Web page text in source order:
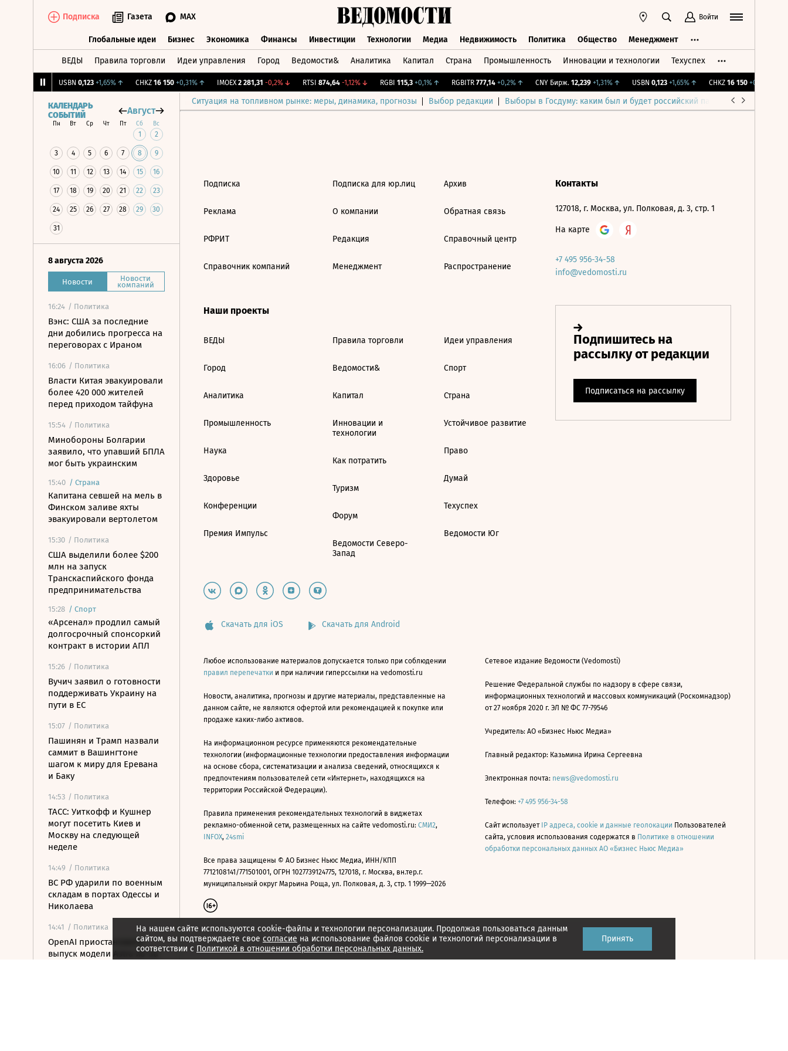
Подписка Газета MAX Войти
Глобальные идеи Бизнес Экономика Финансы Инвестиции Технологии Медиа Недвижимость Политика Общество Менеджмент
ВЕДЫ Правила торговли Идеи управления Город Ведомости& Аналитика Капитал Страна Промышленность Инновации и технологии Техуспех
USBN 0,123 +1,65%↑ CHKZ 16 150 +0,31%↑ IMOEX 2 281,31 -0,2%↓ RTSI 874,64 -1,12%↓ RGBI 115,3 +0,1%↑ RGBITR 777,14 +0,2%↑ CNY Бирж. 12,239 +1,31%↑ USBN 0,123 +1,65%↑ CHKZ 16 150 +0,31%
Ситуация на топливном рынке: меры, динамика, прогнозы Выбор редакции Выборы в Госдуму: каким был и будет российский парламент
КАЛЕНДАРЬ
СОБЫТИЙ
Август
Пн Вт Ср Чт Пт Сб Вс
1 2
3 4 5 6 7 8 9
10 11 12 13 14 15 16
17 18 19 20 21 22 23
24 25 26 27 28 29 30
31
8 августа 2026
Новости Новости
компаний
16:24 / Политика
Вэнс: США за последние
дни добились прогресса на
переговорах с Ираном
16:06 / Политика
Власти Китая эвакуировали
более 420 000 жителей
перед приходом тайфуна
15:54 / Политика
Минобороны Болгарии
заявило, что упавший БПЛА
мог быть украинским
15:40 / Страна
Капитана севшей на мель в
Финском заливе яхты
эвакуировали вертолетом
15:30 / Политика
США выделили более $200
млн на запуск
Транскаспийского фонда
предпринимательства
15:28 / Спорт
«Арсенал» продлил самый
долгосрочный спонсоркий
контракт в истории АПЛ
15:26 / Политика
Вучич заявил о готовности
поддерживать Украину на
пути в ЕС
15:07 / Политика
Пашинян и Трамп назвали
саммит в Вашингтоне
шагом к миру для Еревана
и Баку
14:53 / Политика
ТАСС: Уиткофф и Кушнер
могут посетить Киев и
Москву на следующей
неделе
14:49 / Политика
ВС РФ ударили по военным
складам в портах Одессы и
Николаева
14:41 / Политика
OpenAI приостановила
выпуск модели Astra из-за
На нашем сайте используются cookie-файлы и технологии персонализации. Продолжая пользоваться данным
сайтом, вы подтверждаете свое согласие на использование файлов cookie и технологий персонализации в
соответствии с Политикой в отношении обработки персональных данных.
Принять
Подписка
Реклама
РФРИТ
Справочник компаний
Подписка для юр.лиц
О компании
Редакция
Менеджмент
Архив
Обратная связь
Справочный центр
Распространение
Наши проекты
ВЕДЫ
Город
Аналитика
Промышленность
Наука
Здоровье
Конференции
Премия Импульс
Правила торговли
Ведомости&
Капитал
Инновации и
технологии
Как потратить
Туризм
Форум
Ведомости Северо-
Запад
Идеи управления
Спорт
Страна
Устойчивое развитие
Право
Думай
Техуспех
Ведомости Юг
Контакты
127018, г. Москва, ул. Полковая, д. 3, стр. 1
На карте
+7 495 956-34-58
info@vedomosti.ru
Скачать для iOS Скачать для Android
Любое использование материалов допускается только при соблюдении
правил перепечатки и при наличии гиперссылки на vedomosti.ru
Новости, аналитика, прогнозы и другие материалы, представленные на
данном сайте, не являются офертой или рекомендацией к покупке или
продаже каких-либо активов.
На информационном ресурсе применяются рекомендательные
технологии (информационные технологии предоставления информации
на основе сбора, систематизации и анализа сведений, относящихся к
предпочтениям пользователей сети «Интернет», находящихся на
территории Российской Федерации).
Правила применения рекомендательных технологий в виджетах
рекламно-обменной сети, размещенных на сайте vedomosti.ru: СМИ2,
INFOX, 24smi
Все права защищены © АО Бизнес Ньюс Медиа, ИНН/КПП
7712108141/771501001, ОГРН 1027739124775, 127018, г. Москва, вн.тер.г.
муниципальный округ Марьина Роща, ул. Полковая, д. 3, стр. 1 1999—2026
Сетевое издание Ведомости (Vedomosti)
Решение Федеральной службы по надзору в сфере связи,
информационных технологий и массовых коммуникаций (Роскомнадзор)
от 27 ноября 2020 г. ЭЛ № ФС 77-79546
Учредитель: АО «Бизнес Ньюс Медиа»
Главный редактор: Казьмина Ирина Сергеевна
Электронная почта: news@vedomosti.ru
Телефон: +7 495 956-34-58
Сайт использует IP адреса, cookie и данные геолокации Пользователей
сайта, условия использования содержатся в Политике в отношении
обработки персональных данных АО «Бизнес Ньюс Медиа»